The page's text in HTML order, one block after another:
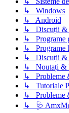
↳ Windows
↳ Android
↳ Discuții &
↳ Programe
↳ Programe
↳ Discuții &
↳ Noutați &
↳ Probleme
↳ Tutoriale
↳ Probleme
↳ 🩺